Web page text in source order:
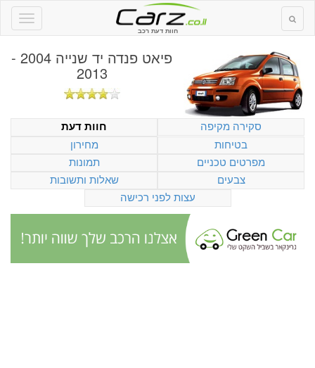
חוות דעת רכב
פיאט פנדה יד שנייה 2004 -
2013
סקירה מקיפה
חוות דעת
בטיחות
מחירון
מפרטים טכניים
תמונות
צבעים
שאלות ותשובות
עצות לפני רכישה